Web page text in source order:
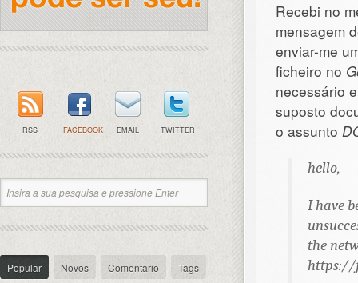
Recebi no
mensagem
enviar-me
ficheiro no
necessário
suposto
o assunto
hello,
I have
the
https://
RSS FACEBOOK EMAIL TWITTER
Popular Novos Comentário Tags